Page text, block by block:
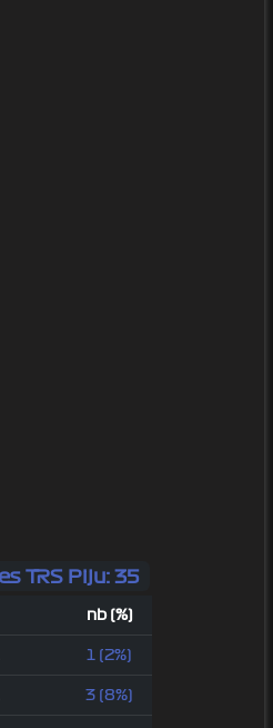
TRS Piju: 35
nb (%)
1 (2%)
3 (8%)